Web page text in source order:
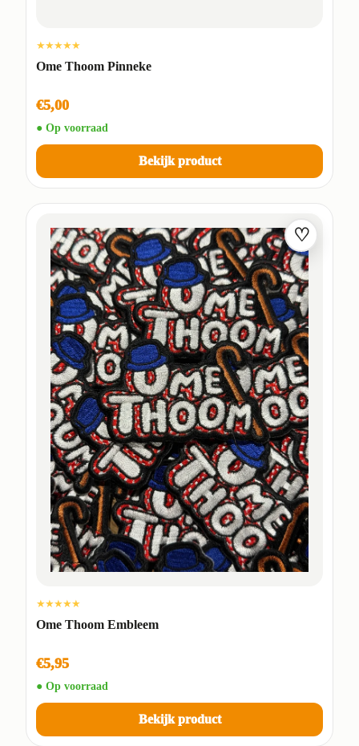
★★★★★
Ome Thoom Pinneke
€5,00
● Op voorraad
Bekijk product
♡
★★★★★
Ome Thoom Embleem
€5,95
● Op voorraad
Bekijk product